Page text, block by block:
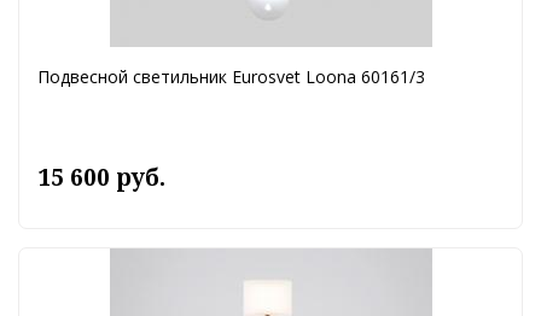
Подвесной светильник Eurosvet Loona 60161/3
15 600 руб.